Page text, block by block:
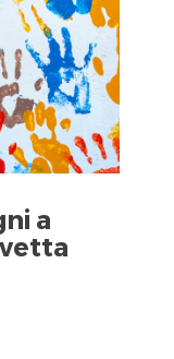
a